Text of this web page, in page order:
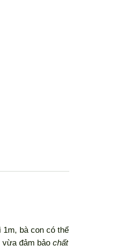
1m, bà con có thể
đảm bảo chất